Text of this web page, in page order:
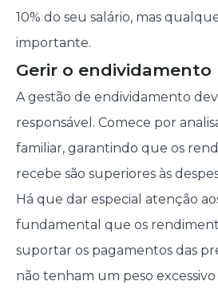
10% do seu salário, mas
importante.
Gerir o endividamento
A gestão de endividamento
responsável. Comece por
familiar, garantindo que os
recebe são superiores às
Há que dar especial atenção
fundamental que os
suportar os pagamentos das
não tenham um peso excessivo